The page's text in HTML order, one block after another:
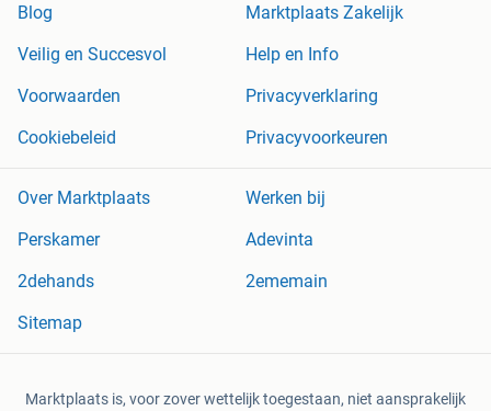
Blog
Marktplaats Zakelijk
Veilig en Succesvol
Help en Info
Voorwaarden
Privacyverklaring
Cookiebeleid
Privacyvoorkeuren
Over Marktplaats
Werken bij
Perskamer
Adevinta
2dehands
2ememain
Sitemap
Marktplaats is, voor zover wettelijk toegestaan, niet aansprakelijk